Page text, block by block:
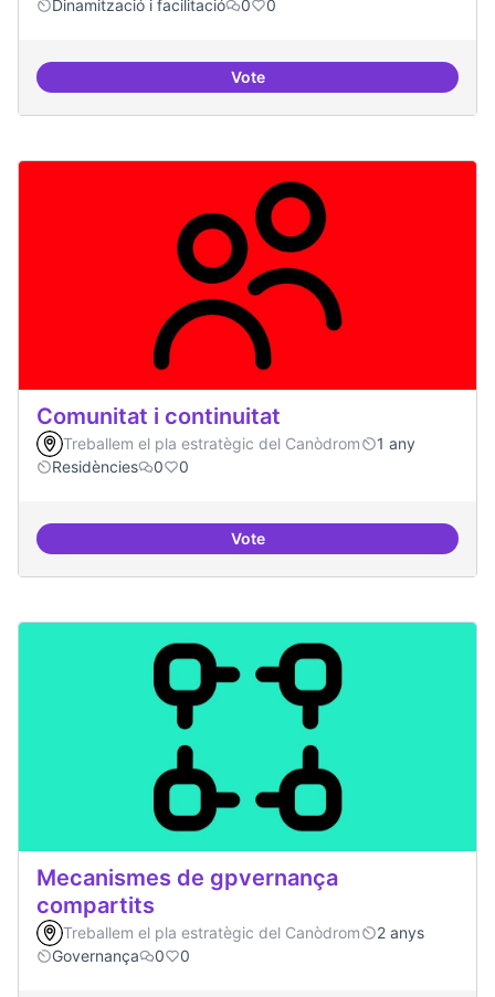
Dinamització i facilitació
0 0
VoteIniciativa Legislativa Popular
Comunitat i continuitat
Treballem el pla estratègic del Canòdrom
1 any
Residències
0 0
VoteComunitat i continuitat
Mecanismes de gpvernança
compartits
Treballem el pla estratègic del Canòdrom
2 anys
Governança
0 0